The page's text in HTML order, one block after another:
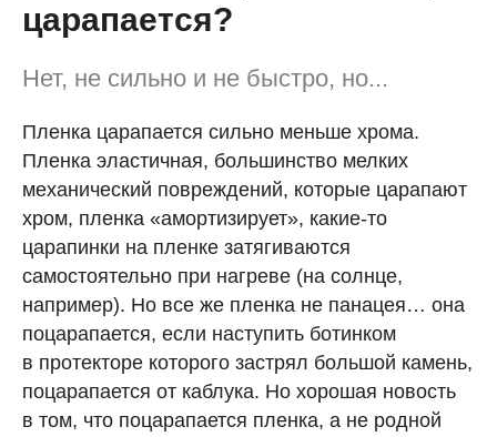
царапается?
Нет, не сильно и не быстро, но...
Пленка царапается сильно меньше хрома.
Пленка эластичная, большинство мелких
механический повреждений, которые царапают
хром, пленка «амортизирует», какие-то
царапинки на пленке затягиваются
самостоятельно при нагреве (на солнце,
например). Но все же пленка не панацея… она
поцарапается, если наступить ботинком
в протекторе которого застрял большой камень,
поцарапается от каблука. Но хорошая новость
в том, что поцарапается пленка, а не родной